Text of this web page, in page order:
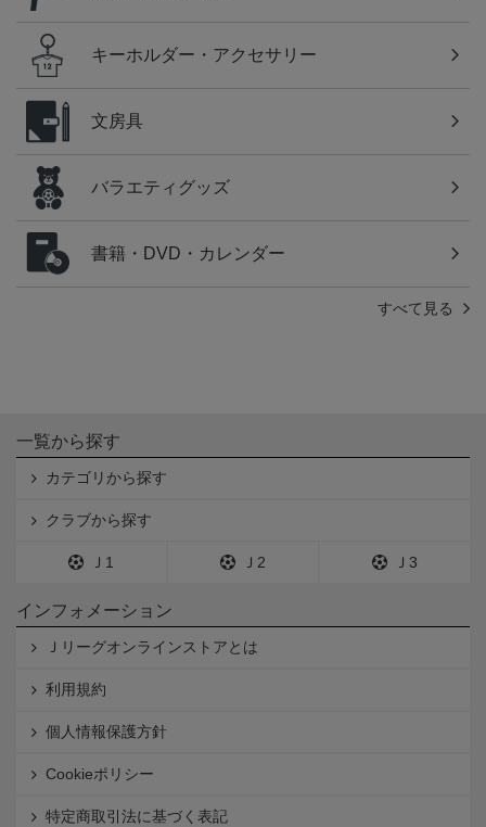
キーホルダー・アクセサリー
文房具
バラエティグッズ
書籍・DVD・カレンダー
すべて見る
一覧から探す
カテゴリから探す
クラブから探す
Ｊ1 Ｊ2 Ｊ3
インフォメーション
Ｊリーグオンラインストアとは
利用規約
個人情報保護方針
Cookieポリシー
特定商取引法に基づく表記